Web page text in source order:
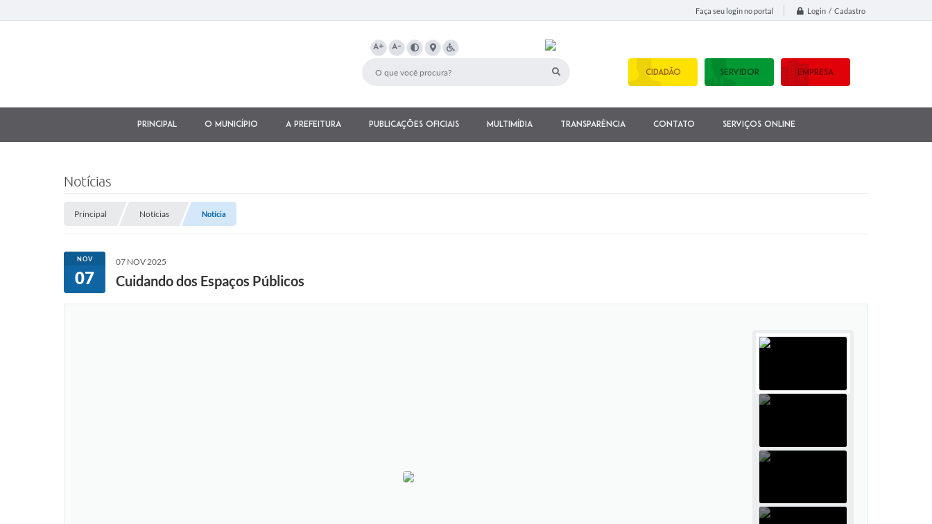
Faça seu login no portal Login / Cadastro
A+ A-
CIDADÃO SERVIDOR EMPRESA
Principal O município A Prefeitura Publicações Oficiais Multimídia Transparência Contato Serviços Online
Notícias
Principal Notícias Notícia
NOV
07
07 NOV 2025
Cuidando dos Espaços Públicos